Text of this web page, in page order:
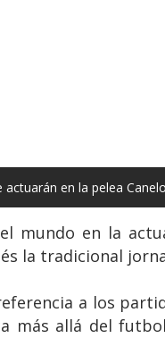
en la pelea
mundo en la
la tradicional
a los
más allá del